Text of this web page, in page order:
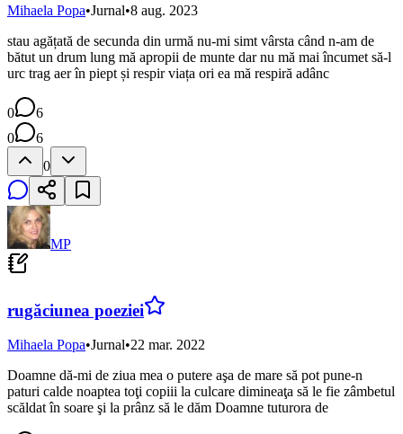
Mihaela Popa•Jurnal•8 aug. 2023
stau agățată de secunda din urmă nu-mi simt vârsta când n-am de
bătut un drum lung mă apropii de munte dar nu mă mai încumet să-l
urc trag aer în piept și respir viața ori ea mă respiră adânc
0
6
0
6
0
MP
rugăciunea poeziei
Mihaela Popa•Jurnal•22 mar. 2022
Doamne dă-mi de ziua mea o putere aşa de mare să pot pune-n
paturi calde noaptea toţi copiii la culcare dimineaţa să le fie zâmbetul
scăldat în soare şi la prânz să le dăm Doamne tuturora de